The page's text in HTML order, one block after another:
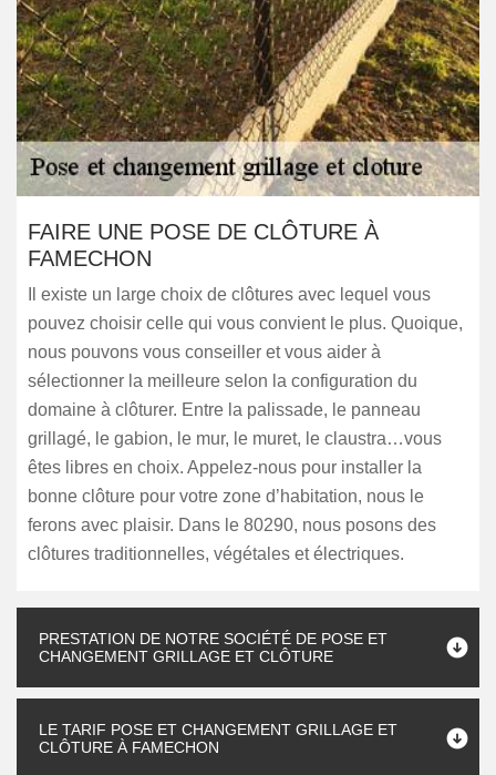
FAIRE UNE POSE DE CLÔTURE À
FAMECHON
Il existe un large choix de clôtures avec lequel vous
pouvez choisir celle qui vous convient le plus. Quoique,
nous pouvons vous conseiller et vous aider à
sélectionner la meilleure selon la configuration du
domaine à clôturer. Entre la palissade, le panneau
grillagé, le gabion, le mur, le muret, le claustra…vous
êtes libres en choix. Appelez-nous pour installer la
bonne clôture pour votre zone d’habitation, nous le
ferons avec plaisir. Dans le 80290, nous posons des
clôtures traditionnelles, végétales et électriques.
PRESTATION DE NOTRE SOCIÉTÉ DE POSE ET
CHANGEMENT GRILLAGE ET CLÔTURE
LE TARIF POSE ET CHANGEMENT GRILLAGE ET
CLÔTURE À FAMECHON